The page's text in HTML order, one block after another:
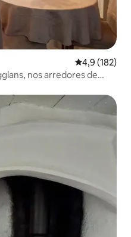
4,9 de uma
4,9 (182)
nos arredores de
hóspedes